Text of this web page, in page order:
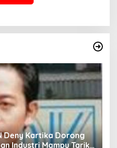
Berikan Dukungan dan
Kota Bogor